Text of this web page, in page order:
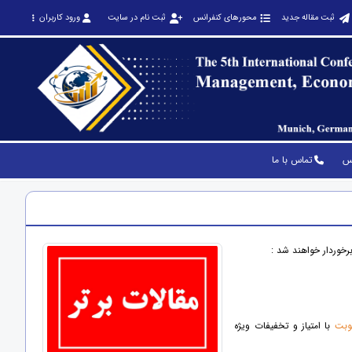
ثبت مقاله جدید محورهای کنفرانس ثبت نام در سایت ورود کاربران
تماس با ما
با امتیاز و تخفیفات ویژه